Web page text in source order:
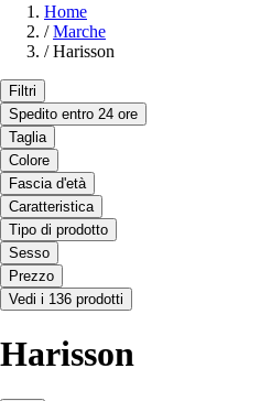
Home
/ Marche
/ Harisson
Filtri
Spedito entro 24 ore
Taglia
Colore
Fascia d'età
Caratteristica
Tipo di prodotto
Sesso
Prezzo
Vedi i 136 prodotti
Harisson